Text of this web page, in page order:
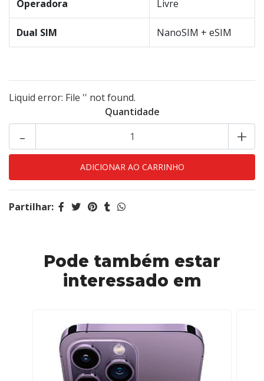
Operadora Livre
Dual SIM NanoSIM + eSIM
Liquid error: File '' not found.
Quantidade
+
-
Partilhar:
Pode também estar
interessado em